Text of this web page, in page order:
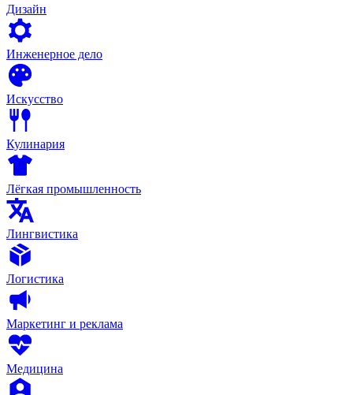
Дизайн
Инженерное дело
Искусство
Кулинария
Лёгкая промышленность
Лингвистика
Логистика
Маркетинг и реклама
Медицина